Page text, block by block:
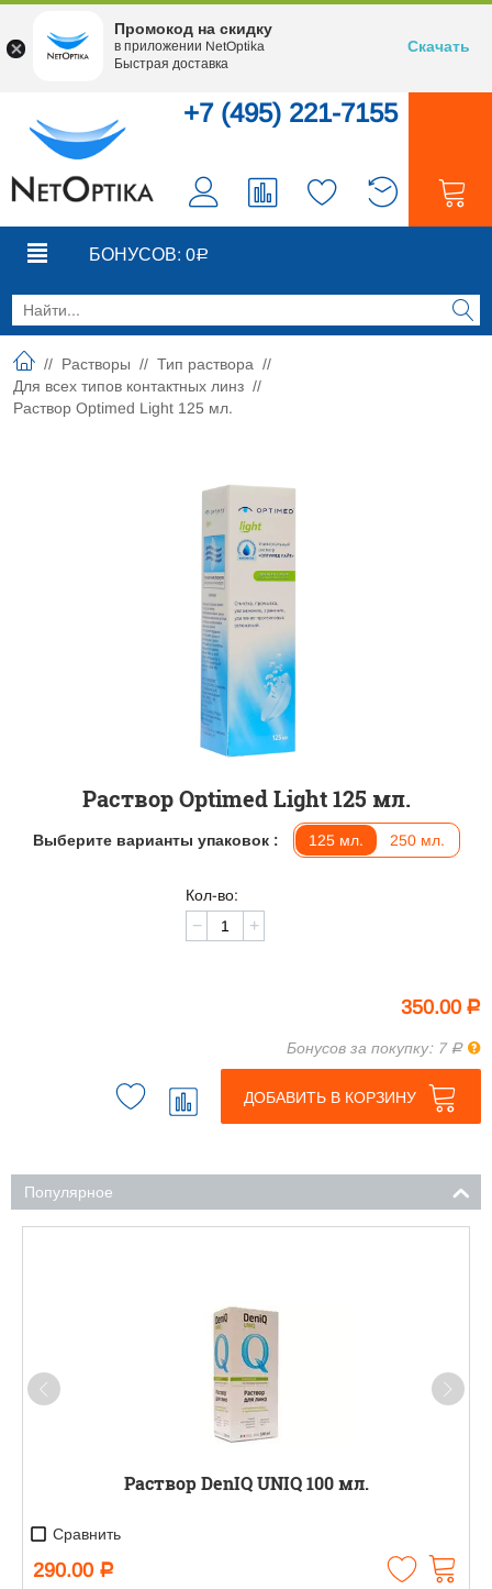
+7 (495) 221-7155
БОНУСОВ: 0Р
// Растворы // Тип раствора //
Для всех типов контактных линз //
Раствор Optimed Light 125 мл.
Раствор Optimed Light 125 мл.
Выберите варианты упаковок : 125 мл. 250 мл.
Кол-во:
− +
350.00 Р
Бонусов за покупку: 7 Р
ДОБАВИТЬ В КОРЗИНУ
Популярное
Раствор DenIQ UNIQ 100 мл.
Сравнить
290.00 Р
Промокод на скидку
в приложении NetOptika
Быстрая доставка
Скачать